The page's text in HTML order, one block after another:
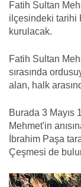
Fatih Sultan
ilçesindeki tarihi
kurulacak.
Fatih Sultan
sırasında
alan, halk
Burada 3 Mayıs
Mehmet'in
İbrahim Paşa
Çeşmesi de